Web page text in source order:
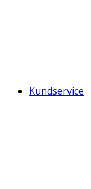
Kundservice